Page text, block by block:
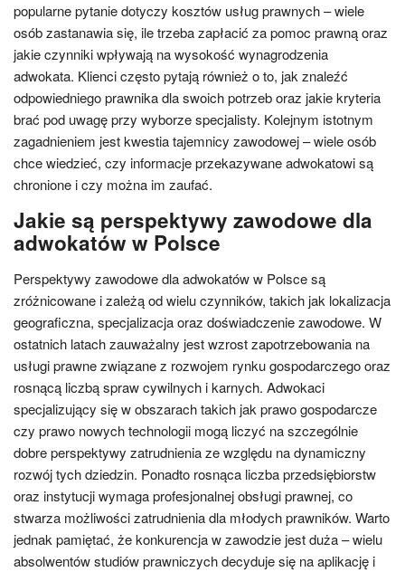
popularne pytanie dotyczy kosztów usług prawnych – wiele
osób zastanawia się, ile trzeba zapłacić za pomoc prawną oraz
jakie czynniki wpływają na wysokość wynagrodzenia
adwokata. Klienci często pytają również o to, jak znaleźć
odpowiedniego prawnika dla swoich potrzeb oraz jakie kryteria
brać pod uwagę przy wyborze specjalisty. Kolejnym istotnym
zagadnieniem jest kwestia tajemnicy zawodowej – wiele osób
chce wiedzieć, czy informacje przekazywane adwokatowi są
chronione i czy można im zaufać.
Jakie są perspektywy zawodowe dla
adwokatów w Polsce
Perspektywy zawodowe dla adwokatów w Polsce są
zróżnicowane i zależą od wielu czynników, takich jak lokalizacja
geograficzna, specjalizacja oraz doświadczenie zawodowe. W
ostatnich latach zauważalny jest wzrost zapotrzebowania na
usługi prawne związane z rozwojem rynku gospodarczego oraz
rosnącą liczbą spraw cywilnych i karnych. Adwokaci
specjalizujący się w obszarach takich jak prawo gospodarcze
czy prawo nowych technologii mogą liczyć na szczególnie
dobre perspektywy zatrudnienia ze względu na dynamiczny
rozwój tych dziedzin. Ponadto rosnąca liczba przedsiębiorstw
oraz instytucji wymaga profesjonalnej obsługi prawnej, co
stwarza możliwości zatrudnienia dla młodych prawników. Warto
jednak pamiętać, że konkurencja w zawodzie jest duża – wielu
absolwentów studiów prawniczych decyduje się na aplikację i